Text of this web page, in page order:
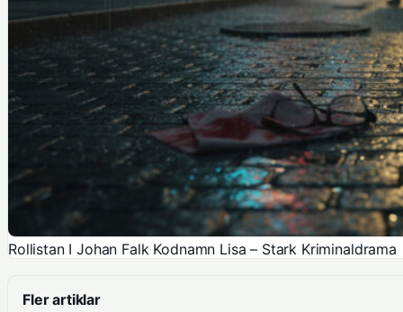
Rollistan I Johan Falk Kodnamn Lisa – Stark Kriminaldrama
Fler artiklar